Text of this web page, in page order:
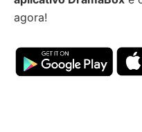
agora!